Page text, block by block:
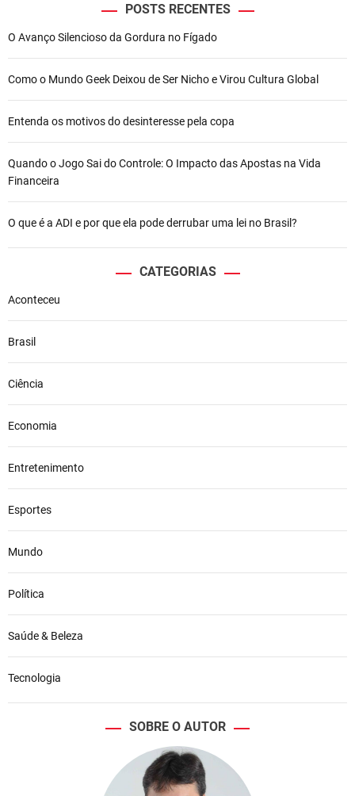
POSTS RECENTES
O Avanço Silencioso da Gordura no Fígado
Como o Mundo Geek Deixou de Ser Nicho e Virou Cultura Global
Entenda os motivos do desinteresse pela copa
Quando o Jogo Sai do Controle: O Impacto das Apostas na Vida
Financeira
O que é a ADI e por que ela pode derrubar uma lei no Brasil?
CATEGORIAS
Aconteceu
Brasil
Ciência
Economia
Entretenimento
Esportes
Mundo
Política
Saúde & Beleza
Tecnologia
SOBRE O AUTOR